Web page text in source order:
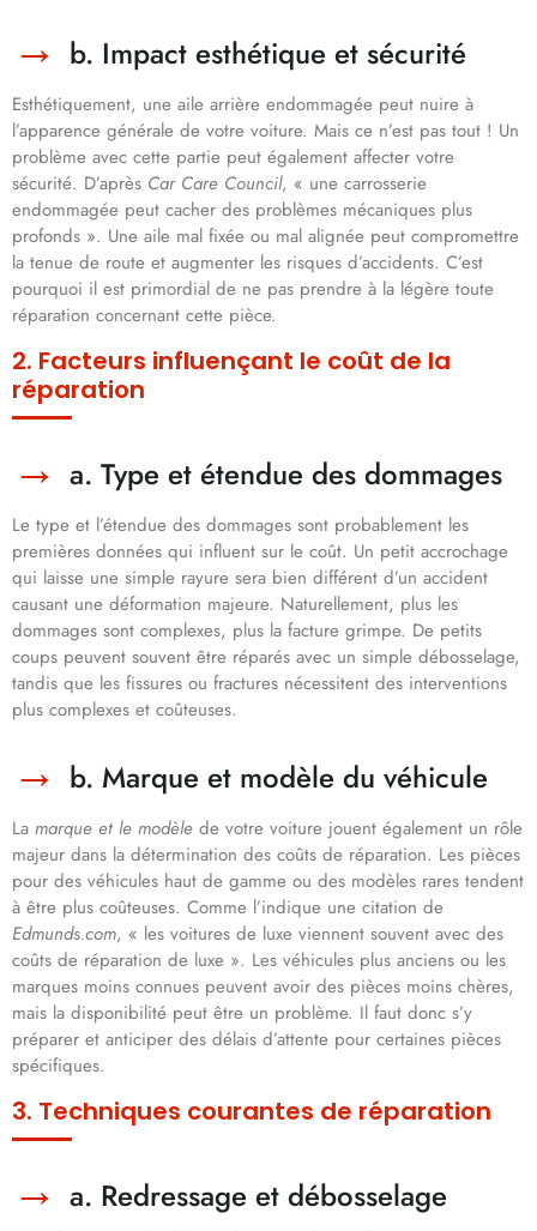
b. Impact esthétique et sécurité
Esthétiquement, une aile arrière endommagée peut nuire à
l’apparence générale de votre voiture. Mais ce n’est pas tout ! Un
problème avec cette partie peut également affecter votre
sécurité. D’après Car Care Council, « une carrosserie
endommagée peut cacher des problèmes mécaniques plus
profonds ». Une aile mal fixée ou mal alignée peut compromettre
la tenue de route et augmenter les risques d’accidents. C’est
pourquoi il est primordial de ne pas prendre à la légère toute
réparation concernant cette pièce.
2. Facteurs influençant le coût de la
réparation
a. Type et étendue des dommages
Le type et l’étendue des dommages sont probablement les
premières données qui influent sur le coût. Un petit accrochage
qui laisse une simple rayure sera bien différent d’un accident
causant une déformation majeure. Naturellement, plus les
dommages sont complexes, plus la facture grimpe. De petits
coups peuvent souvent être réparés avec un simple débosselage,
tandis que les fissures ou fractures nécessitent des interventions
plus complexes et coûteuses.
b. Marque et modèle du véhicule
La marque et le modèle de votre voiture jouent également un rôle
majeur dans la détermination des coûts de réparation. Les pièces
pour des véhicules haut de gamme ou des modèles rares tendent
à être plus coûteuses. Comme l’indique une citation de
Edmunds.com, « les voitures de luxe viennent souvent avec des
coûts de réparation de luxe ». Les véhicules plus anciens ou les
marques moins connues peuvent avoir des pièces moins chères,
mais la disponibilité peut être un problème. Il faut donc s’y
préparer et anticiper des délais d’attente pour certaines pièces
spécifiques.
3. Techniques courantes de réparation
a. Redressage et débosselage